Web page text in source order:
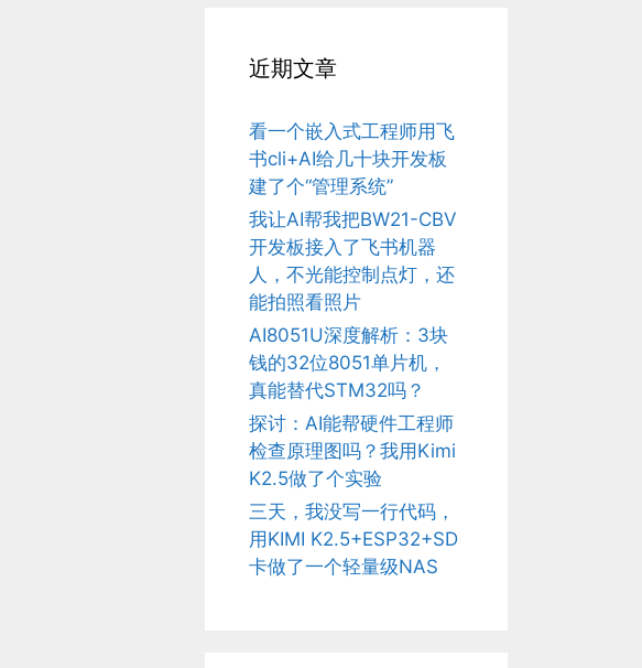
近期文章
看一个嵌入式工程师用飞
书cli+AI给几十块开发板
建了个“管理系统”
我让AI帮我把BW21-CBV
开发板接入了飞书机器
人，不光能控制点灯，还
能拍照看照片
AI8051U深度解析：3块
钱的32位8051单片机，
真能替代STM32吗？
探讨：AI能帮硬件工程师
检查原理图吗？我用Kimi
K2.5做了个实验
三天，我没写一行代码，
用KIMI K2.5+ESP32+SD
卡做了一个轻量级NAS